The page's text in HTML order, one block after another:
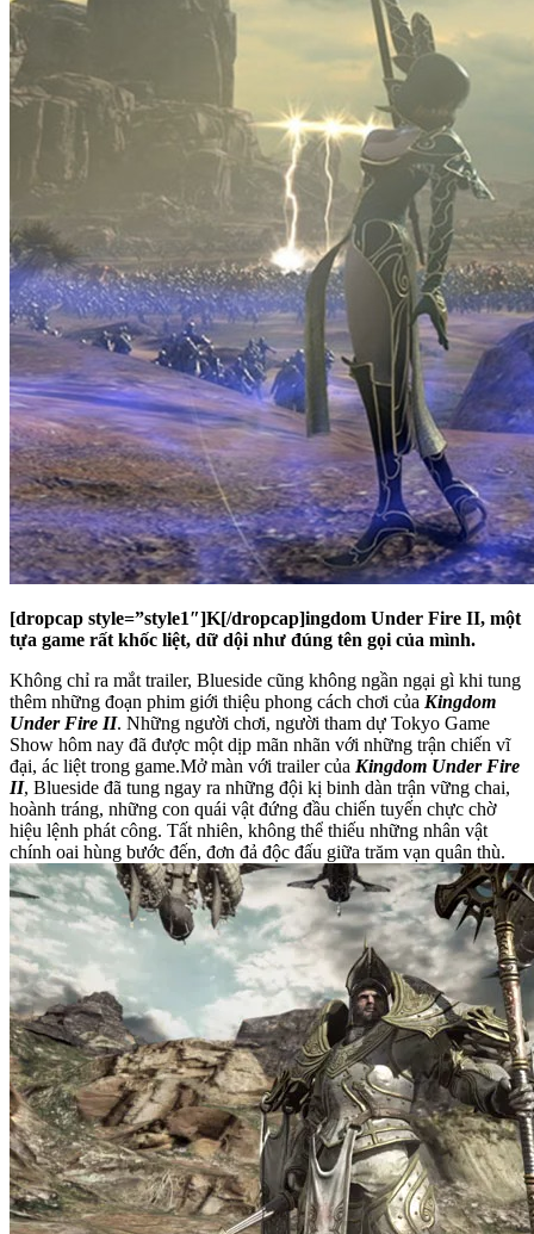
[dropcap style=”style1″]K[/dropcap]ingdom Under Fire II, một
tựa game rất khốc liệt, dữ dội như đúng tên gọi của mình.
Không chỉ ra mắt trailer, Blueside cũng không ngần ngại gì khi tung
thêm những đoạn phim giới thiệu phong cách chơi của Kingdom
Under Fire II. Những người chơi, người tham dự Tokyo Game
Show hôm nay đã được một dịp mãn nhãn với những trận chiến vĩ
đại, ác liệt trong game.Mở màn với trailer của Kingdom Under Fire
II, Blueside đã tung ngay ra những đội kị binh dàn trận vững chai,
hoành tráng, những con quái vật đứng đầu chiến tuyến chực chờ
hiệu lệnh phát công. Tất nhiên, không thể thiếu những nhân vật
chính oai hùng bước đến, đơn đả độc đấu giữa trăm vạn quân thù.